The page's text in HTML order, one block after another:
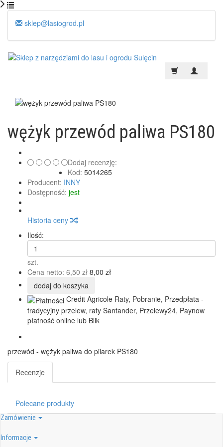
sklep@lasiogrod.pl
wężyk przewód paliwa PS180
Dodaj recenzję:
Kod: 5014265
Producent: INNY
Dostępność: jest
Historia ceny
Ilość:
szt.
Cena netto: 6,50 zł 8,00 zł
dodaj do koszyka
Credit Agricole Raty, Pobranie, Przedpłata -
tradycyjny przelew, raty Santander, Przelewy24, Paynow
płatność online lub Blik
przewód - wężyk paliwa do pilarek PS180
Recenzje
Polecane produkty
Zamówienie
Informacje